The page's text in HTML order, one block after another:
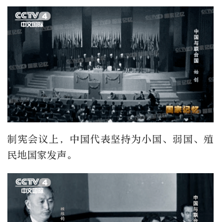
制宪会议上，中国代表坚持为小国、弱国、殖
民地国家发声。